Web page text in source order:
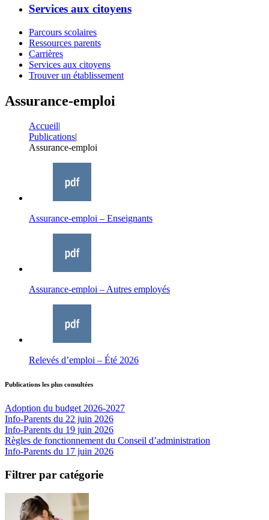
Services aux citoyens
Parcours scolaires
Ressources parents
Carrières
Services aux citoyens
Trouver un établissement
Assurance-emploi
Accueil|
Publications|
Assurance-emploi
Assurance-emploi – Enseignants
Assurance-emploi – Autres employés
Relevés d’emploi – Été 2026
Publications les plus consultées
Adoption du budget 2026-2027
Info-Parents du 22 juin 2026
Info-Parents du 19 juin 2026
Règles de fonctionnement du Conseil d’administration
Info-Parents du 17 juin 2026
Filtrer par catégorie